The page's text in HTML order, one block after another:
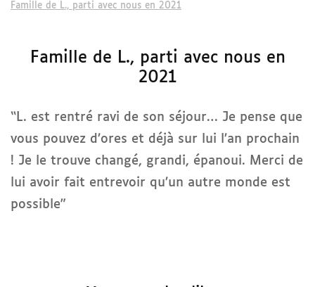
Famille de L., parti avec nous en 2021
Famille de L., parti avec nous en
2021
“L. est rentré ravi de son séjour… Je pense que
vous pouvez d’ores et déjà sur lui l’an prochain
! Je le trouve changé, grandi, épanoui. Merci de
lui avoir fait entrevoir qu’un autre monde est
possible”